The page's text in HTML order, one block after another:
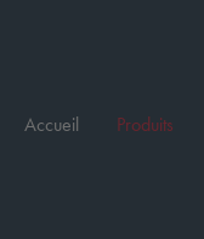
Accueil Produits